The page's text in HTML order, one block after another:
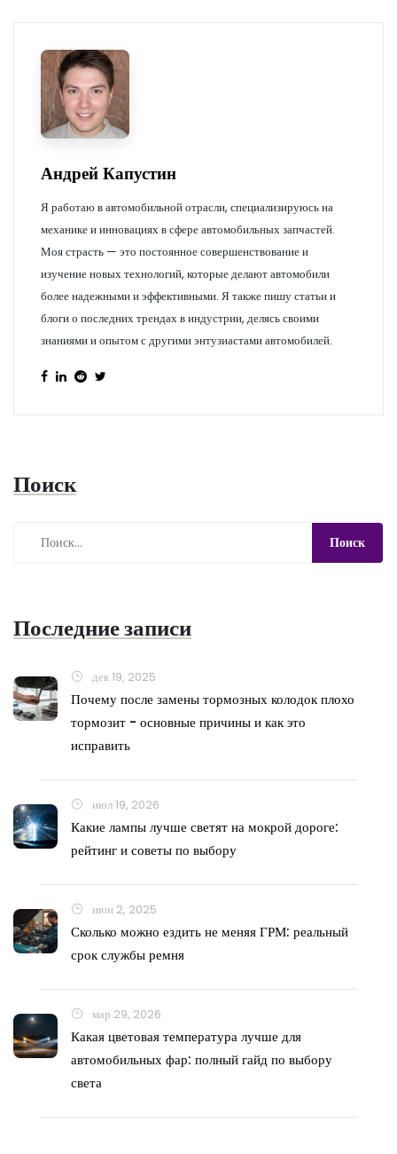
Андрей Капустин
Я работаю в автомобильной отрасли, специализируюсь на
механике и инновациях в сфере автомобильных запчастей.
Моя страсть — это постоянное совершенствование и
изучение новых технологий, которые делают автомобили
более надежными и эффективными. Я также пишу статьи и
блоги о последних трендах в индустрии, делясь своими
знаниями и опытом с другими энтузиастами автомобилей.
Поиск
Последние записи
дек 19, 2025
Почему после замены тормозных колодок плохо
тормозит - основные причины и как это
исправить
июл 19, 2026
Какие лампы лучше светят на мокрой дороге:
рейтинг и советы по выбору
июн 2, 2025
Сколько можно ездить не меняя ГРМ: реальный
срок службы ремня
мар 29, 2026
Какая цветовая температура лучше для
автомобильных фар: полный гайд по выбору
света